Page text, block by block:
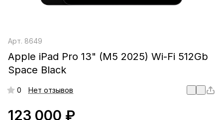
Арт. 8649
Apple iPad Pro 13" (M5 2025) Wi-Fi 512Gb
Space Black
0 Нет отзывов
123 000 ₽